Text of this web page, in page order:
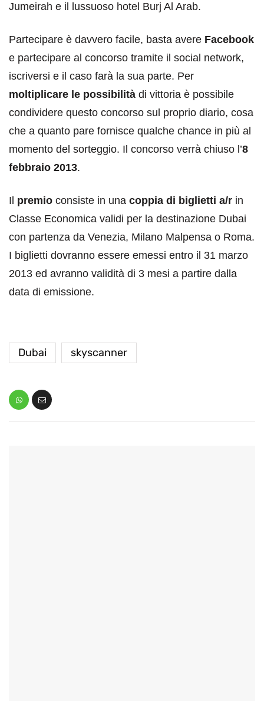
Jumeirah e il lussuoso hotel Burj Al Arab.
Partecipare è davvero facile, basta avere Facebook
e partecipare al concorso tramite il social network,
iscriversi e il caso farà la sua parte. Per
moltiplicare le possibilità di vittoria è possibile
condividere questo concorso sul proprio diario, cosa
che a quanto pare fornisce qualche chance in più al
momento del sorteggio. Il concorso verrà chiuso l’8
febbraio 2013.
Il premio consiste in una coppia di biglietti a/r in
Classe Economica validi per la destinazione Dubai
con partenza da Venezia, Milano Malpensa o Roma.
I biglietti dovranno essere emessi entro il 31 marzo
2013 ed avranno validità di 3 mesi a partire dalla
data di emissione.
Dubai skyscanner